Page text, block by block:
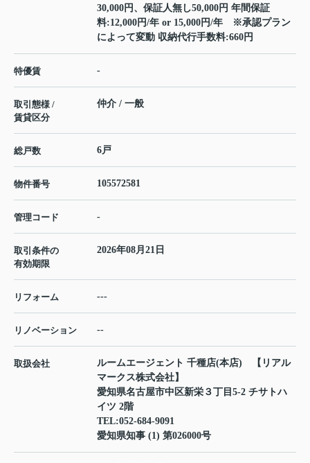
30,000円、保証人無し50,000円 年間保証
料:12,000円/年 or 15,000円/年 ※承認プラン
によって変動 収納代行手数料:660円
特優賃 -
取引態様 /
賃貸区分
仲介 / 一般
総戸数 6戸
物件番号 105572581
管理コード -
取引条件の
有効期限
2026年08月21日
リフォーム ---
リノベーション --
取扱会社
ルームエージェント 千種店(本店) 【リアル
マークス株式会社】
愛知県名古屋市中区新栄３丁目5-2 チサトハ
イツ 2階
TEL:052-684-9091
愛知県知事 (1) 第026000号